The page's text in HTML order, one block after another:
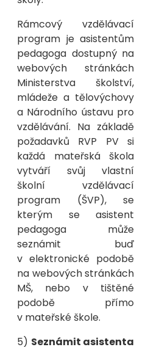
Rámcový vzdělávací
program je asistentům
pedagoga dostupný na
webových stránkách
Ministerstva školství,
mládeže a tělovýchovy
a Národního ústavu pro
vzdělávání. Na základě
požadavků RVP PV si
každá mateřská škola
vytváří svůj vlastní
školní vzdělávací
program (ŠVP), se
kterým se asistent
pedagoga může
seznámit buď
v elektronické podobě
na webových stránkách
MŠ, nebo v tištěné
podobě přímo
v mateřské škole.
5) Seznámit asistenta